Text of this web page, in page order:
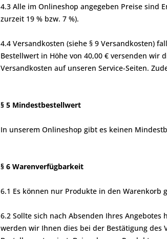
4.3 Alle im Onlineshop angegeben Preise sind
zurzeit 19 % bzw. 7 %).
4.4 Versandkosten (siehe § 9 Versandkosten)
Bestellwert in Höhe von 40,00 € versenden wir
Versandkosten auf unseren Service-Seiten.
§ 5 Mindestbestellwert
In unserem Onlineshop gibt es keinen
§ 6 Warenverfügbarkeit
6.1 Es können nur Produkte in den
6.2 Sollte sich nach Absenden Ihres
werden wir Ihnen dies bei der Bestätigung